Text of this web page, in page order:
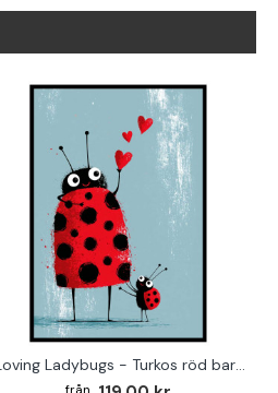
Loving Ladybugs - Turkos röd barntavla